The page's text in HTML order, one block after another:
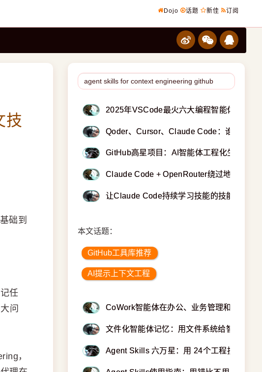
Dojo 话题 新佳 订阅
技
础到
任
问
，
2025年VSCode最火六大编程智能体插件大
Qoder、Cursor、Claude Code：谁才是下
GitHub高星项目：AI智能体工程化生存指
Claude Code + OpenRouter绕过地域限制
让Claude Code持续学习技能的技能库：
本文话题：
GitHub工具库推荐
AI提示上下文工程
CoWork智能体在办公、业务管理和工作流
文件化智能体记忆：用文件系统给智能体装
Agent Skills 六万星：用 24个工程技能实现